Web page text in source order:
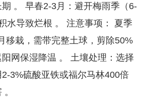
。 ​​早春2-3月​​：避开梅雨季（6-
水导致烂根 。 ​​注意事项​​： ​​夏季
移栽，需带完整土球，剪除50%
网保湿降温 。 ​​土壤处理​​：选择
3%硫酸亚铁或福尔马林400倍
。